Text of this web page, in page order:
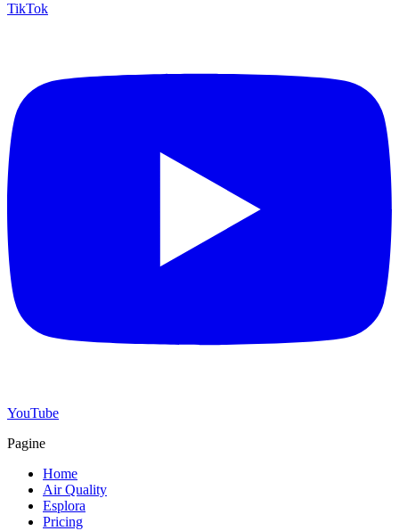
TikTok
YouTube
Pagine
Home
Air Quality
Esplora
Pricing